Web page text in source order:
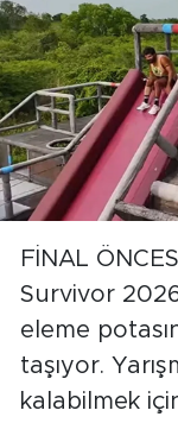
FİNAL
Survivor
eleme
taşıyor.
kalabilmek